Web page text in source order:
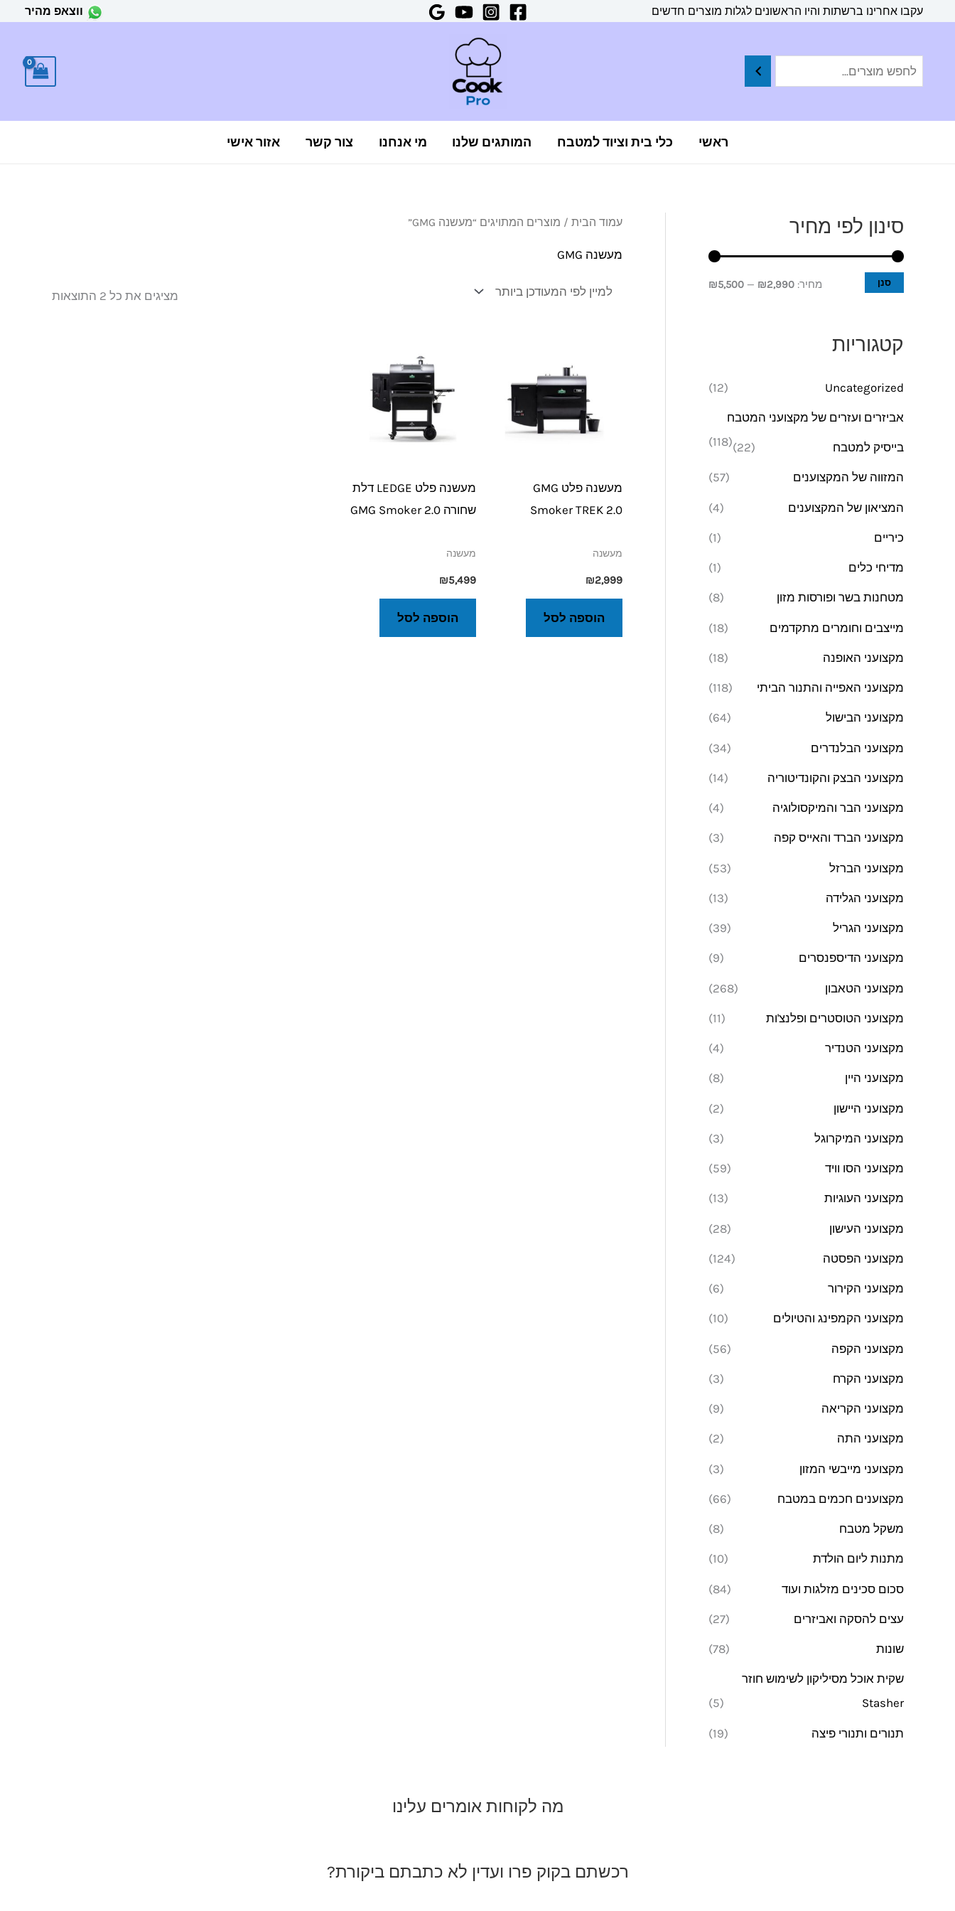
עקבו אחרינו ברשתות והיו הראשונים לגלות מוצרים חדשים ווצאפ מהיר
ראשי כלי בית וציוד למטבח המותגים שלנו מי אנחנו צור קשר אזור אישי
סינון לפי מחיר
סנן מחיר: ₪2,990
—
₪5,500
קטגוריות
Uncategorized
(12)
אביזרים ועזרים של מקצועני המטבח
(118)
בייסיק למטבח (22)
המזווה של המקצוענים (57)
המציאון של המקצוענים (4)
כיריים (1)
מדיחי כלים (1)
מטחנות בשר ופורסות מזון (8)
מייצבים וחומרים מתקדמים (18)
מקצועני האופנה (18)
מקצועני האפייה והתנור הביתי (118)
מקצועני הבישול (64)
מקצועני הבלנדרים (34)
מקצועני הבצק והקונדיטוריה (14)
מקצועני הבר והמיקסולוגיה (4)
מקצועני הברד והאייס קפה (3)
מקצועני הברזל (53)
מקצועני הגלידה (13)
מקצועני הגריל (39)
מקצועני הדיספנסרים (9)
מקצועני הטאבון (268)
מקצועני הטוסטרים ופלנצ'ות (11)
מקצועני הטנדיר (4)
מקצועני היין (8)
מקצועני היישון (2)
מקצועני המיקרוגל (3)
מקצועני הסו וויד (59)
מקצועני העוגיות (13)
מקצועני העישון (28)
מקצועני הפסטה (124)
מקצועני הקירור (6)
מקצועני הקמפינג והטיולים (10)
מקצועני הקפה (56)
מקצועני הקרח (3)
מקצועני הקריאה (9)
מקצועני התה (2)
מקצועני מייבשי המזון (3)
מקצוענים חכמים במטבח (66)
משקל מטבח (8)
מתנות ליום הולדת (10)
סכום סכינים מזלגות ועוד (84)
עצים להסקה ואביזרים (27)
שונות (78)
שקית אוכל מסיליקון לשימוש חוזר
Stasher
(5)
תנורים ותנורי פיצה (19)
עמוד הבית / מוצרים המתויגים “מעשנה GMG”
מעשנה GMG
מציגים את כל ⁦2⁩ התוצאות
מעשנה פלט GMG
Smoker TREK 2.0
מעשנה
₪2,999
הוספה לסל
מעשנה פלט LEDGE דלת
שחורה 2.0 GMG Smoker
מעשנה
₪5,499
הוספה לסל
מה לקוחות אומרים עלינו
רכשתם בקוק פרו ועדין לא כתבתם ביקורת?